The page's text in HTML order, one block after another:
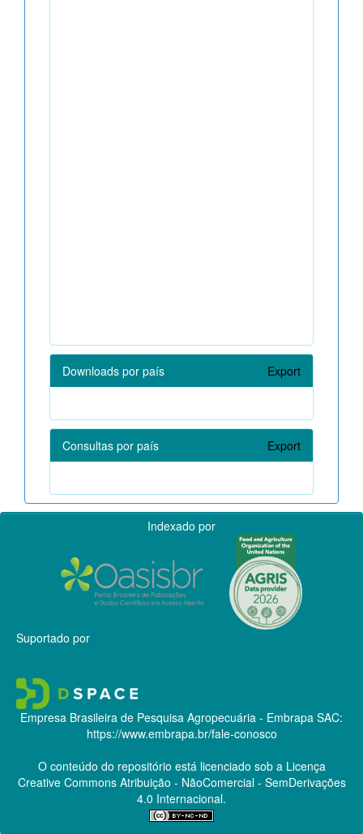
Downloads por país Export
Consultas por país Export
Indexado por
Suportado por
Empresa Brasileira de Pesquisa Agropecuária - Embrapa SAC:
https://www.embrapa.br/fale-conosco
O conteúdo do repositório está licenciado sob a Licença
Creative CommonsAtribuição - NãoComercial - SemDerivações
4.0 Internacional.